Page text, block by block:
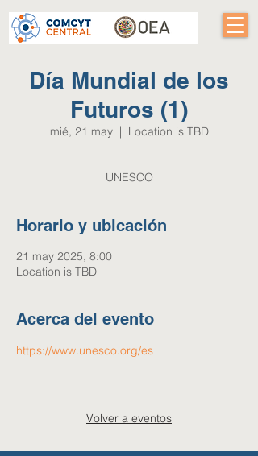
Día Mundial de los
Futuros (1)
mié, 21 may
  |
Location is TBD
Horario y ubicación
21 may 2025, 8:00
Location is TBD
Acerca del evento
https://www.unesco.org/es
Volver a eventos